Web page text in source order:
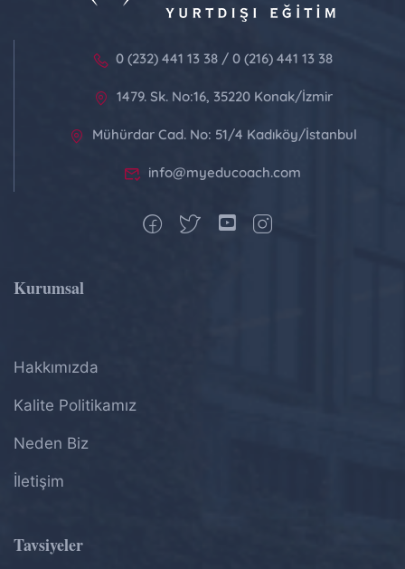
0 (232) 441 13 38 / 0 (216) 441 13 38
1479. Sk. No:16, 35220 Konak/İzmir
Mühürdar Cad. No: 51/4 Kadıköy/İstanbul
info@myeducoach.com
Kurumsal
Hakkımızda
Kalite Politikamız
Neden Biz
İletişim
Tavsiyeler